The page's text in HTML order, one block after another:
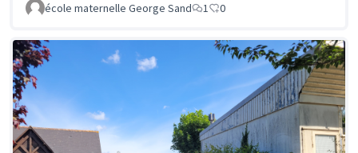
école maternelle George Sand 1 0